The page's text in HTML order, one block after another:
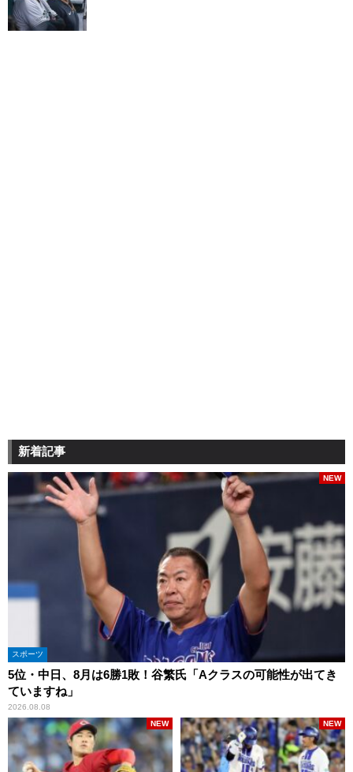
新着記事
スポーツ
5位・中日、8月は6勝1敗！谷繁氏「Aクラスの可能性が出てき
ていますね」
2026.08.08
NEW
NEW NEW